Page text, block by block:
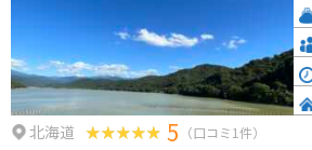
北海道 5 （口コミ1件）